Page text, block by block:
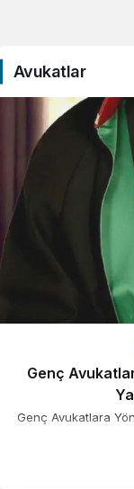
Avukatlar
Genç
Genç Avukatlara